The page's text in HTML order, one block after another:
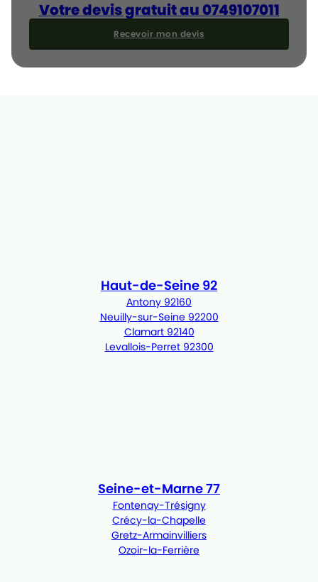
Votre devis gratuit au 0749107011
Recevoir mon devis
Haut-de-Seine 92
Antony 92160
Neuilly-sur-Seine 92200
Clamart 92140
Levallois-Perret 92300
Seine-et-Marne 77
Fontenay-Trésigny
Crécy-la-Chapelle
Gretz-Armainvilliers
Ozoir-la-Ferrière